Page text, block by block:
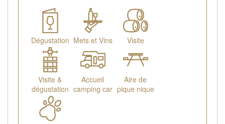
Dégustation Mets et Vins Visite
Visite &
dégustation
Accueil
camping car
Aire de
pique nique